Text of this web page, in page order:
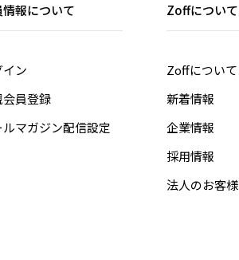
情報について
イン
会員登録
ルマガジン配信設定
Zoffについて
Zoffについて
新着情報
企業情報
採用情報
法人のお客様